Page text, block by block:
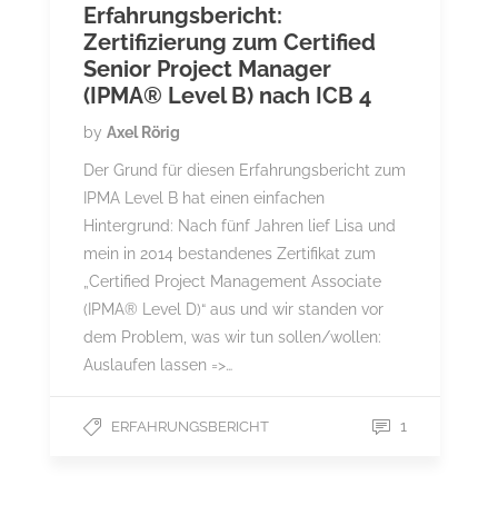
Erfahrungsbericht:
Zertifizierung zum Certified
Senior Project Manager
(IPMA® Level B) nach ICB 4
by Axel Rörig
Der Grund für diesen Erfahrungsbericht zum
IPMA Level B hat einen einfachen
Hintergrund: Nach fünf Jahren lief Lisa und
mein in 2014 bestandenes Zertifikat zum
„Certified Project Management Associate
(IPMA® Level D)“ aus und wir standen vor
dem Problem, was wir tun sollen/wollen:
Auslaufen lassen =>…
ERFAHRUNGSBERICHT 1